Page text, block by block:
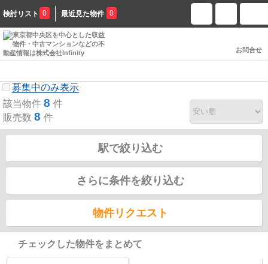
検討リスト 0 最近見た物件 0
お問合せ
募集中のみ表示
該当物件 8 件
販売数 8 件
駅で絞り込む
さらに条件を絞り込む
物件リクエスト
チェックした物件をまとめて